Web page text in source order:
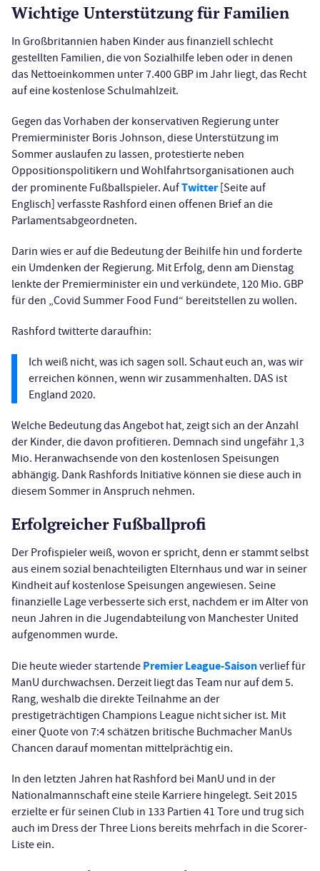
Wichtige Unterstützung für Familien
In Großbritannien haben Kinder aus finanziell schlecht
gestellten Familien, die von Sozialhilfe leben oder in denen
das Nettoeinkommen unter 7.400 GBP im Jahr liegt, das Recht
auf eine kostenlose Schulmahlzeit.
Gegen das Vorhaben der konservativen Regierung unter
Premierminister Boris Johnson, diese Unterstützung im
Sommer auslaufen zu lassen, protestierte neben
Oppositionspolitikern und Wohlfahrtsorganisationen auch
der prominente Fußballspieler. AufTwitter[Seite auf
Englisch] verfasste Rashford einen offenen Brief an die
Parlamentsabgeordneten.
Darin wies er auf die Bedeutung der Beihilfe hin und forderte
ein Umdenken der Regierung. Mit Erfolg, denn am Dienstag
lenkte der Premierminister ein und verkündete, 120 Mio. GBP
für den „Covid Summer Food Fund“ bereitstellen zu wollen.
Rashford twitterte daraufhin:
Ich weiß nicht, was ich sagen soll. Schaut euch an, was wir
erreichen können, wenn wir zusammenhalten. DAS ist
England 2020.
Welche Bedeutung das Angebot hat, zeigt sich an der Anzahl
der Kinder, die davon profitieren. Demnach sind ungefähr 1,3
Mio. Heranwachsende von den kostenlosen Speisungen
abhängig. Dank Rashfords Initiative können sie diese auch in
diesem Sommer in Anspruch nehmen.
Erfolgreicher Fußballprofi
Der Profispieler weiß, wovon er spricht, denn er stammt selbst
aus einem sozial benachteiligten Elternhaus und war in seiner
Kindheit auf kostenlose Speisungen angewiesen. Seine
finanzielle Lage verbesserte sich erst, nachdem er im Alter von
neun Jahren in die Jugendabteilung von Manchester United
aufgenommen wurde.
Die heute wieder startende Premier League-Saisonverlief für
ManU durchwachsen. Derzeit liegt das Team nur auf dem 5.
Rang, weshalb die direkte Teilnahme an der
prestigeträchtigen Champions League nicht sicher ist. Mit
einer Quote von 7:4 schätzen britische Buchmacher ManUs
Chancen darauf momentan mittelprächtig ein.
In den letzten Jahren hat Rashford bei ManU und in der
Nationalmannschaft eine steile Karriere hingelegt. Seit 2015
erzielte er für seinen Club in 133 Partien 41 Tore und trug sich
auch im Dress der Three Lions bereits mehrfach in die Scorer-
Liste ein.